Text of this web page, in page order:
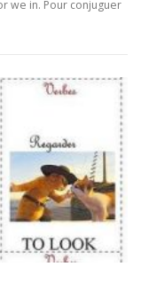
we in. Pour conjuguer